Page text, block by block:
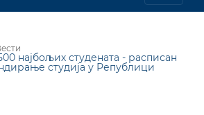
најбољих студената - расписан
студија у Републици